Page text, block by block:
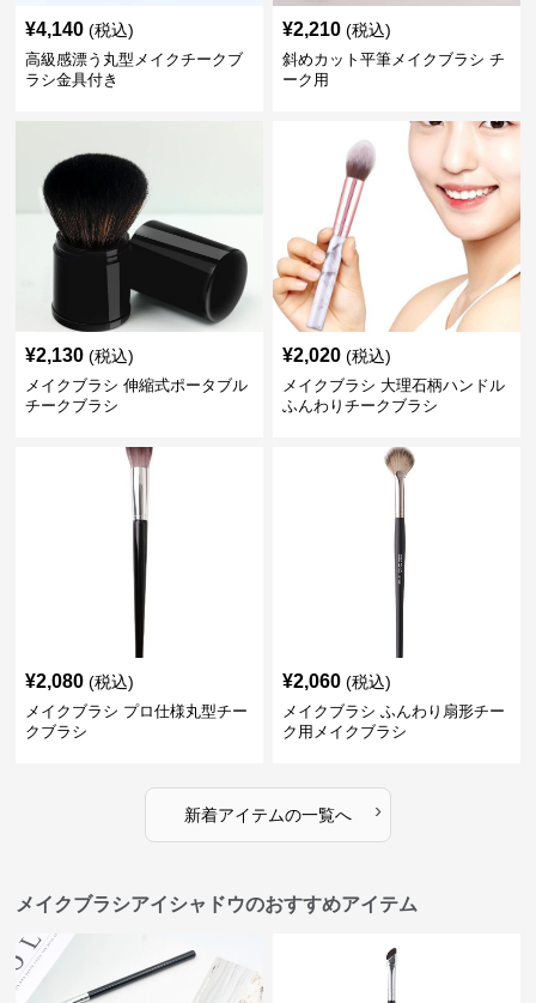
¥4,140 (税込)
高級感漂う丸型メイクチークブ
ラシ金具付き
¥2,210 (税込)
斜めカット平筆メイクブラシ チ
ーク用
¥2,130 (税込)
メイクブラシ 伸縮式ポータブル
チークブラシ
¥2,020 (税込)
メイクブラシ 大理石柄ハンドル
ふんわりチークブラシ
¥2,080 (税込)
メイクブラシ プロ仕様丸型チー
クブラシ
¥2,060 (税込)
メイクブラシ ふんわり扇形チー
ク用メイクブラシ
新着アイテムの一覧へ ›
メイクブラシアイシャドウのおすすめアイテム